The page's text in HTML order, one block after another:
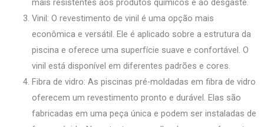
mais resistentes aos produtos químicos e ao desgaste.
Vinil: O revestimento de vinil é uma opção mais
econômica e versátil. Ele é aplicado sobre a estrutura da
piscina e oferece uma superfície suave e confortável. O
vinil está disponível em diferentes padrões e cores.
Fibra de vidro: As piscinas pré-moldadas em fibra de vidro
oferecem um revestimento pronto e durável. Elas são
fabricadas em uma peça única e podem ser instaladas de